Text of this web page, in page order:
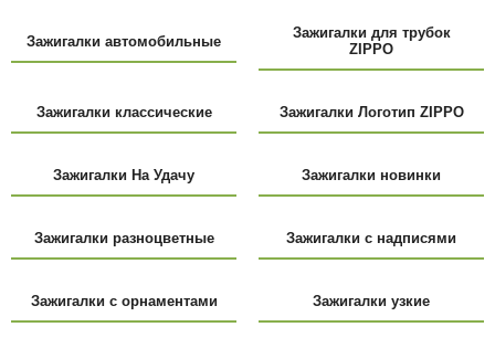
Зажигалки автомобильные
Зажигалки для трубок
ZIPPO
Зажигалки классические Зажигалки Логотип ZIPPO
Зажигалки На Удачу Зажигалки новинки
Зажигалки разноцветные Зажигалки с надписями
Зажигалки с орнаментами Зажигалки узкие